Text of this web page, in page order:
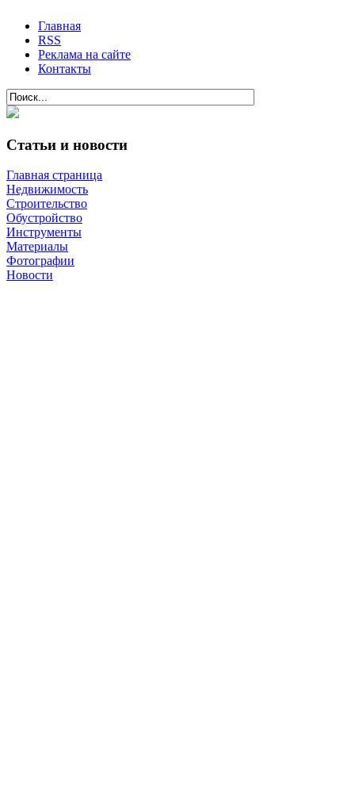
Главная
RSS
Реклама на сайте
Контакты
Статьи и новости
Главная страница
Недвижимость
Строительство
Обустройство
Инструменты
Материалы
Фотографии
Новости